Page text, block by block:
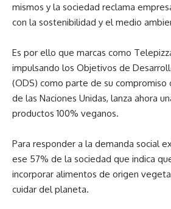
mismos y la sociedad reclama
con la sostenibilidad y el medio
Es por ello que marcas como
impulsando los Objetivos de
(ODS) como parte de su compromiso
de las Naciones Unidas, lanza ahora
productos 100% veganos.
Para responder a la demanda social
ese 57% de la sociedad que indica
incorporar alimentos de origen
cuidar del planeta.